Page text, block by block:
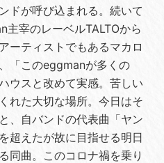
ドが呼び込まれる。続いて
宰のレーベルTALTOから
ーティストでもあるマカロ
「このeggmanが多くの
ウスと改めて実感。苦しい
れた大切な場所。今日はそ
、自バンドの代表曲「ヤン
超えたが故に目指せる明日
同曲。このコロナ禍を乗り